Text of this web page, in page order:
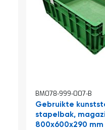
BM078-999-007-B
Gebruikte
stapelbak,
800x600x290 mm
winkelwagen